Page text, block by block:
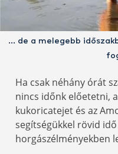
… de a melegebb
Ha csak néhány órát
nincs időnk előetetni,
kukoricatejet és az
segítségükkel rövid
horgászélményekben